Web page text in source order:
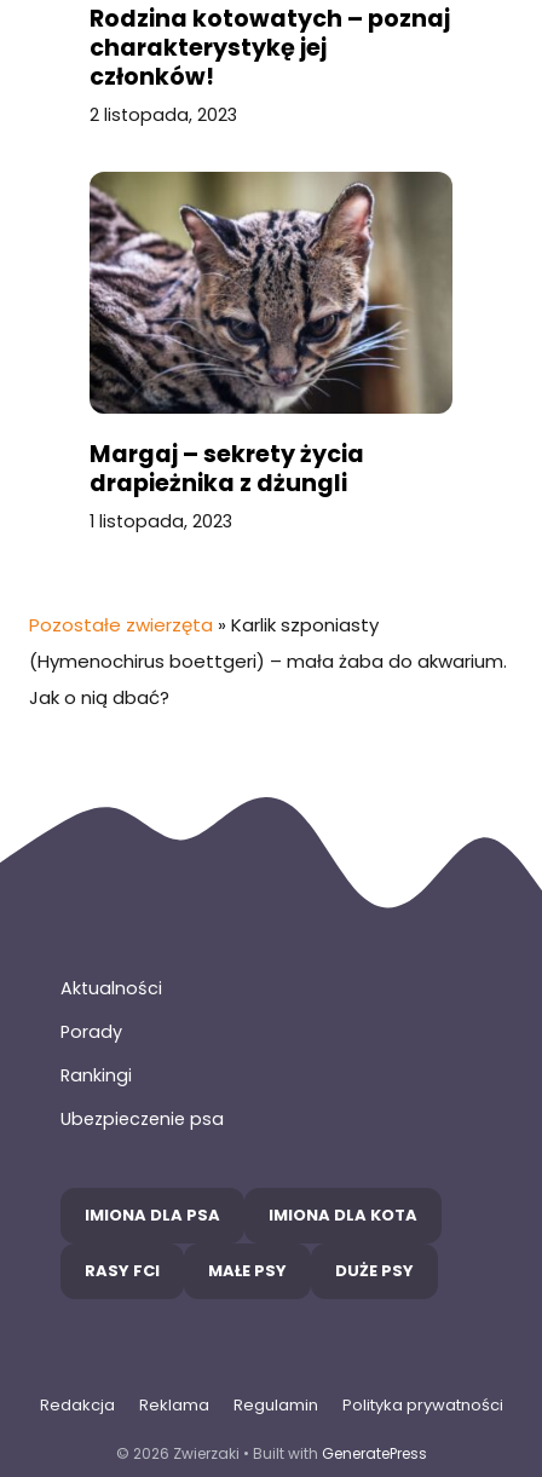
Rodzina kotowatych – poznaj
charakterystykę jej
członków!
2 listopada, 2023
Margaj – sekrety życia
drapieżnika z dżungli
1 listopada, 2023
Pozostałe zwierzęta » Karlik szponiasty
(Hymenochirus boettgeri) – mała żaba do akwarium.
Jak o nią dbać?
Aktualności
Porady
Rankingi
Ubezpieczenie psa
IMIONA DLA PSA IMIONA DLA KOTA
RASY FCI MAŁE PSY DUŻE PSY
Redakcja Reklama Regulamin Polityka prywatności
© 2026 Zwierzaki • Built with GeneratePress